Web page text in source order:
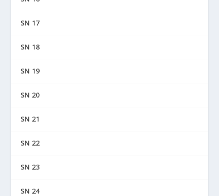
SN 17
SN 18
SN 19
SN 20
SN 21
SN 22
SN 23
SN 24